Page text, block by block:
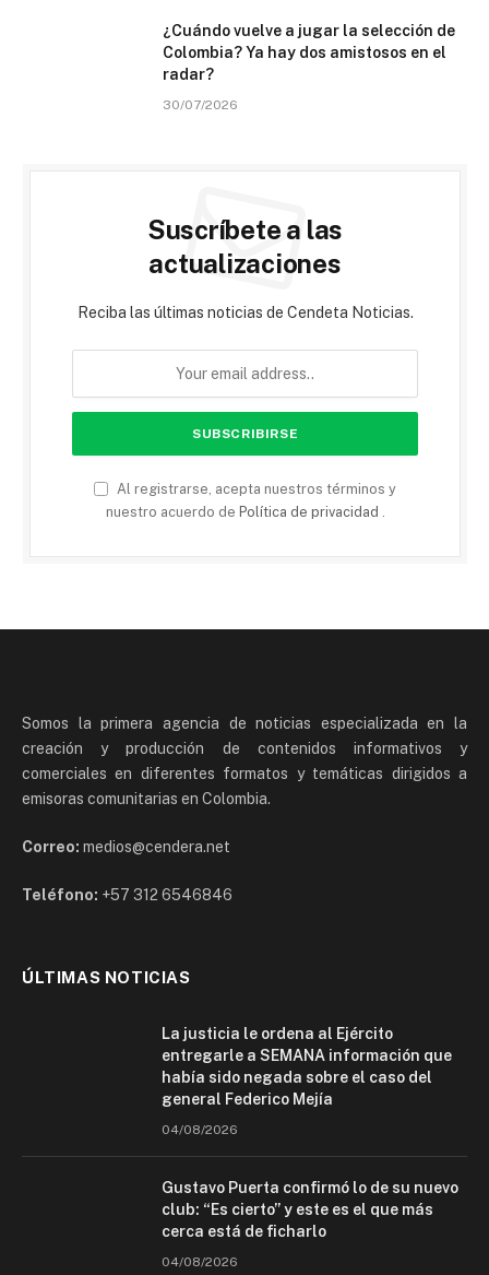
¿Cuándo vuelve a jugar la selección de
Colombia? Ya hay dos amistosos en el
radar?
30/07/2026
Suscríbete a las
actualizaciones
Reciba las últimas noticias de Cendeta Noticias.
Al registrarse, acepta nuestros términos y
nuestro acuerdo de Política de privacidad
Somos la primera agencia de noticias especializada en la
creación y producción de contenidos informativos y
comerciales en diferentes formatos y temáticas dirigidos a
emisoras comunitarias en Colombia.
Correo: medios@cendera.net
Teléfono: +57 312 6546846
ÚLTIMAS NOTICIAS
La justicia le ordena al Ejército
entregarle a SEMANA información que
había sido negada sobre el caso del
general Federico Mejía
04/08/2026
Gustavo Puerta confirmó lo de su nuevo
club: “Es cierto” y este es el que más
cerca está de ficharlo
04/08/2026